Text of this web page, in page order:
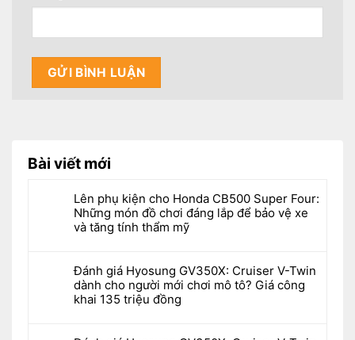
Bài viết mới
Lên phụ kiện cho Honda CB500 Super Four:
Những món đồ chơi đáng lắp để bảo vệ xe
và tăng tính thẩm mỹ
Đánh giá Hyosung GV350X: Cruiser V-Twin
dành cho người mới chơi mô tô? Giá công
khai 135 triệu đồng